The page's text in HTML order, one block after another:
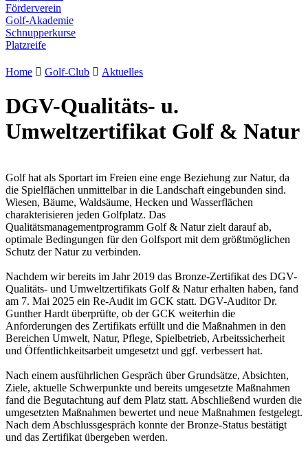
Förderverein
Golf-Akademie
Schnupperkurse
Platzreife
Home  Golf-Club  Aktuelles
DGV-Qualitäts- u.
Umweltzertifikat Golf & Natur
Golf hat als Sportart im Freien eine enge Beziehung zur Natur, da
die Spielflächen unmittelbar in die Landschaft eingebunden sind.
Wiesen, Bäume, Waldsäume, Hecken und Wasserflächen
charakterisieren jeden Golfplatz. Das
Qualitätsmanagementprogramm Golf & Natur zielt darauf ab,
optimale Bedingungen für den Golfsport mit dem größtmöglichen
Schutz der Natur zu verbinden.
Nachdem wir bereits im Jahr 2019 das Bronze-Zertifikat des DGV-
Qualitäts- und Umweltzertifikats Golf & Natur erhalten haben, fand
am 7. Mai 2025 ein Re-Audit im GCK statt. DGV-Auditor Dr.
Gunther Hardt überprüfte, ob der GCK weiterhin die
Anforderungen des Zertifikats erfüllt und die Maßnahmen in den
Bereichen Umwelt, Natur, Pflege, Spielbetrieb, Arbeitssicherheit
und Öffentlichkeitsarbeit umgesetzt und ggf. verbessert hat.
Nach einem ausführlichen Gespräch über Grundsätze, Absichten,
Ziele, aktuelle Schwerpunkte und bereits umgesetzte Maßnahmen
fand die Begutachtung auf dem Platz statt. Abschließend wurden die
umgesetzten Maßnahmen bewertet und neue Maßnahmen festgelegt.
Nach dem Abschlussgespräch konnte der Bronze-Status bestätigt
und das Zertifikat übergeben werden.